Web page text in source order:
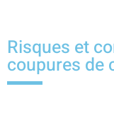
Risques et
coupures de